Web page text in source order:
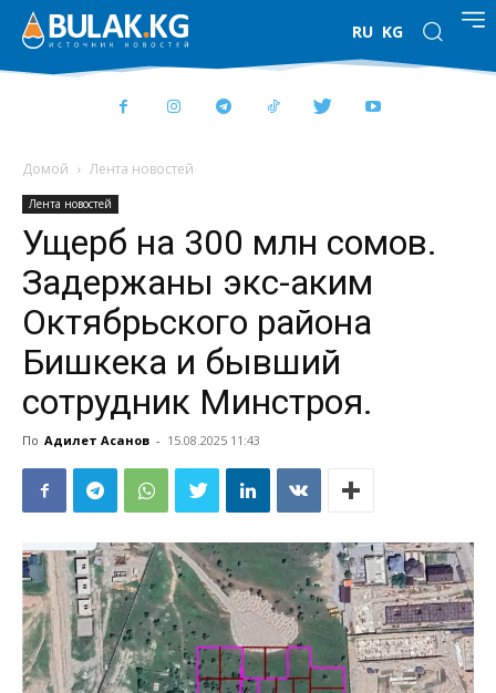
RU KG
Домой Лента новостей
Лента новостей
Ущерб на 300 млн сомов.
Задержаны экс-аким
Октябрьского района
Бишкека и бывший
сотрудник Минстроя.
По Адилет Асанов - 15.08.2025 11:43